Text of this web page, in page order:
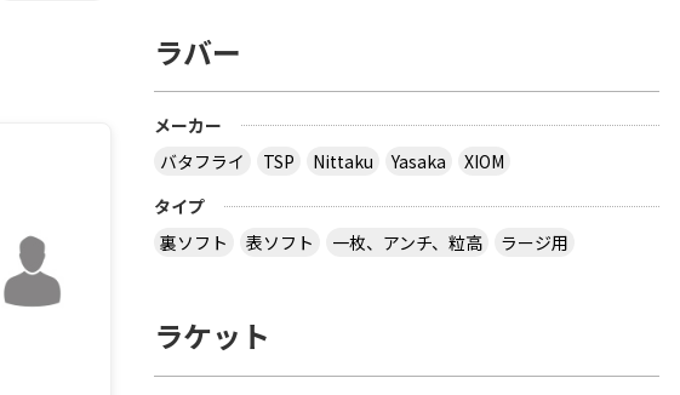
ラバー
メーカー
バタフライ
TSP Nittaku Yasaka
XIOM
タイプ
裏ソフト
表ソフト 一枚、アンチ、粒高 ラージ用
ラケット